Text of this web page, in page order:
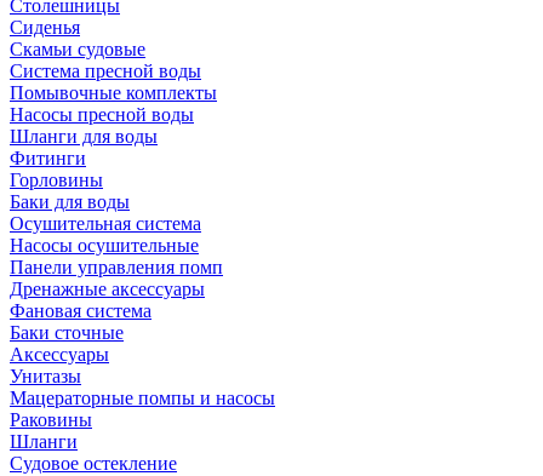
Столешницы
Сиденья
Скамьи судовые
Система пресной воды
Помывочные комплекты
Насосы пресной воды
Шланги для воды
Фитинги
Горловины
Баки для воды
Осушительная система
Насосы осушительные
Панели управления помп
Дренажные аксессуары
Фановая система
Баки сточные
Аксессуары
Унитазы
Мацераторные помпы и насосы
Раковины
Шланги
Судовое остекление